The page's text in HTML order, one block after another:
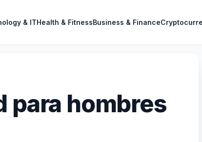
& ITHealth & FitnessBusiness & Finance
para hombres